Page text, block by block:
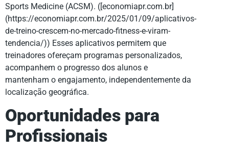
Sports Medicine (ACSM). ([economiapr.com.br]
(https://economiapr.com.br/2025/01/09/aplicativos-
de-treino-crescem-no-mercado-fitness-e-viram-
tendencia/)) Esses aplicativos permitem que
treinadores ofereçam programas personalizados,
acompanhem o progresso dos alunos e
mantenham o engajamento, independentemente da
localização geográfica.
Oportunidades para
Profissionais